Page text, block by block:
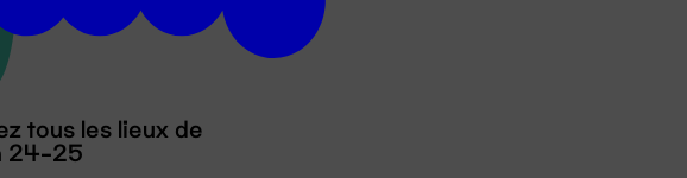
tous les lieux de
24-25